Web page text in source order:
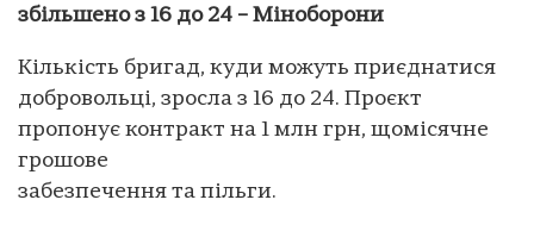
збільшено з 16 до 24 – Міноборони
Кількість бригад, куди можуть приєднатися
добровольці, зросла з 16 до 24. Проєкт
пропонує контракт на 1 млн грн, щомісячне
грошове
забезпечення та пільги.